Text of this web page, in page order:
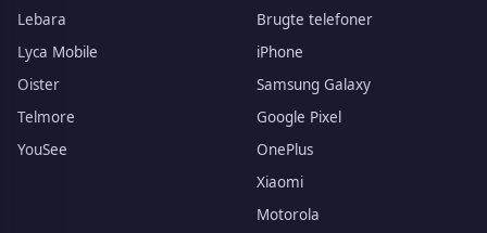
Lebara
Lyca Mobile
Oister
Telmore
YouSee
Brugte telefoner
iPhone
Samsung Galaxy
Google Pixel
OnePlus
Xiaomi
Motorola